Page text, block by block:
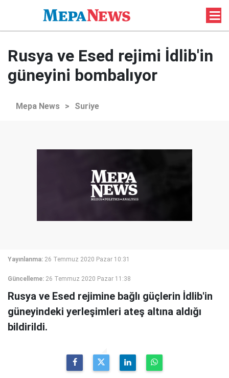
Rusya ve Esed rejimi İdlib'in
güneyini bombalıyor
Mepa News > Suriye
Yayınlanma: 26 Temmuz 2020 Pazar 10:31
Güncelleme: 26 Temmuz 2020 Pazar 11:38
Rusya ve Esed rejimine bağlı güçlerin İdlib'in
güneyindeki yerleşimleri ateş altına aldığı
bildirildi.